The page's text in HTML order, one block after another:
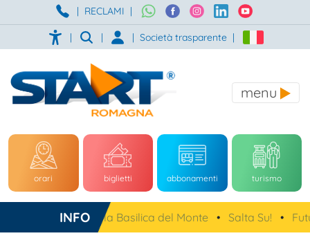
| RECLAMI |
| | | Società trasparente |
menu
orari biglietti abbonamenti turismo
INFO
gratuita per la Basilica del Monte • Salta Su! •